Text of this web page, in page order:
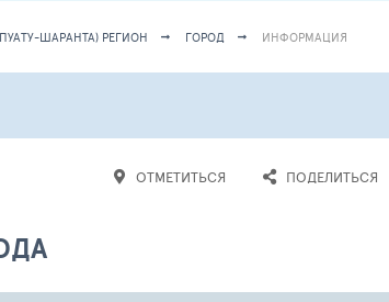
ШАРАНТА) РЕГИОН ГОРОД ИНФОРМАЦИЯ
ОТМЕТИТЬСЯ ПОДЕЛИТЬСЯ